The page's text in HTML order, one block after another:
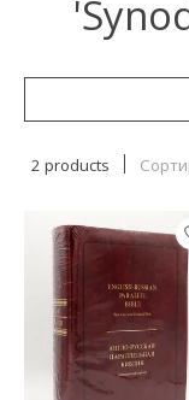
2 products